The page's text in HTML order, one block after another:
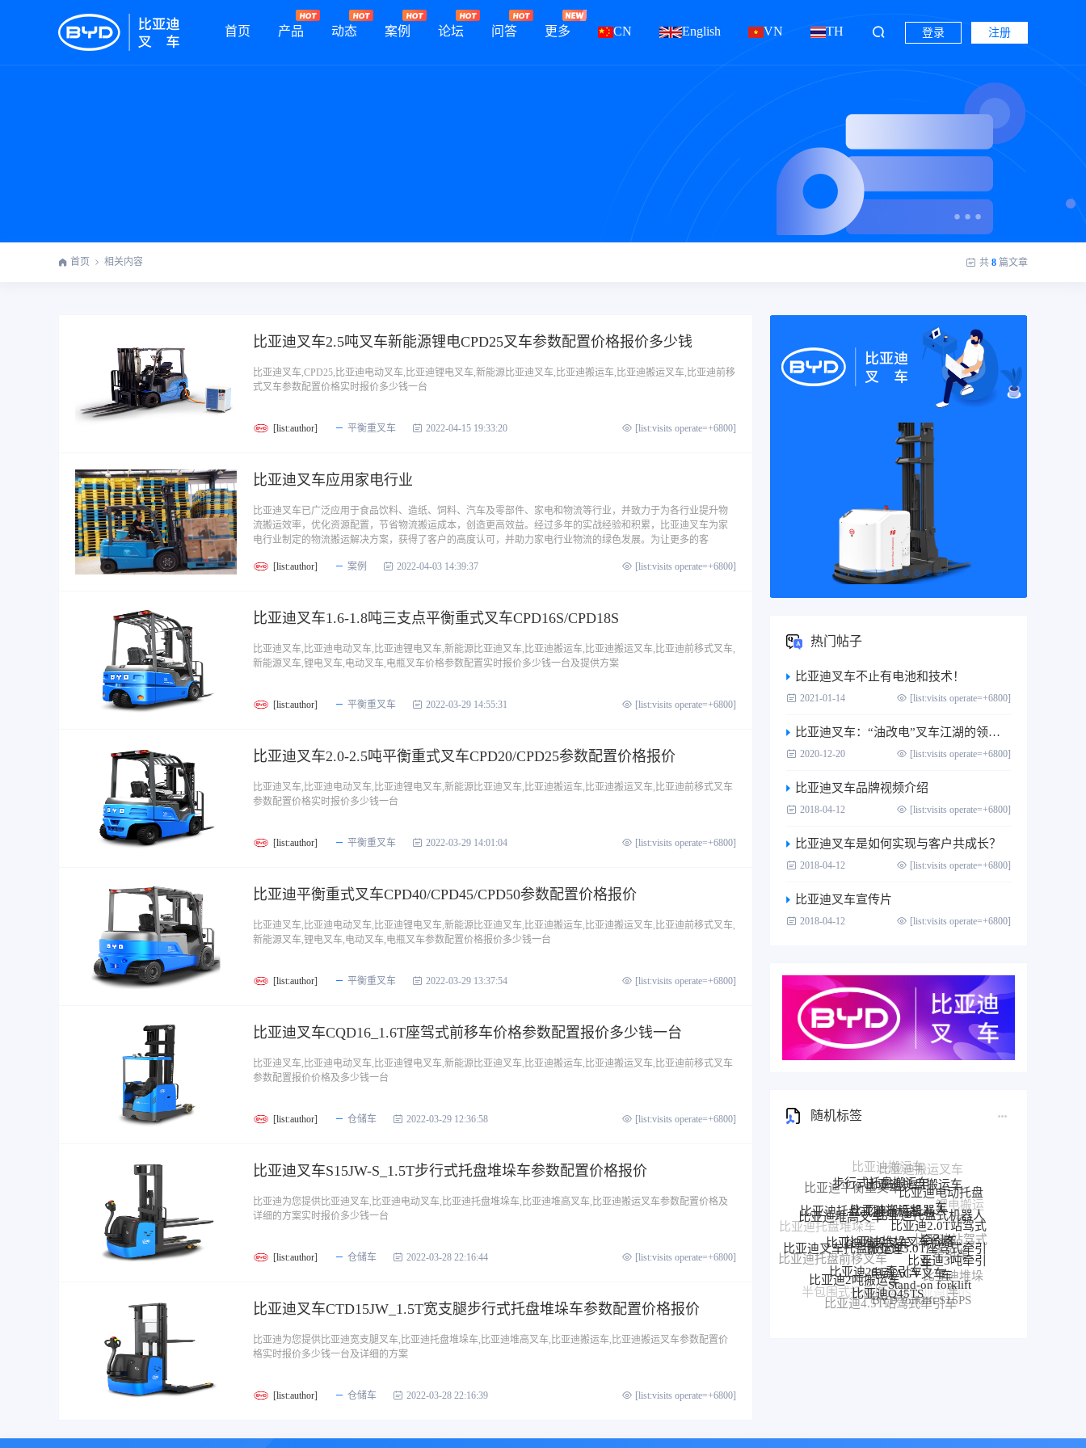
首页 产品 动态 案例 论坛 问答 更多 CN English VN TH 登录 注册
首页 相关内容 共 8 篇文章
比亚迪叉车2.5吨叉车新能源锂电CPD25叉车参数配置价格报价多少钱
比亚迪叉车,CPD25,比亚迪电动叉车,比亚迪锂电叉车,新能源比亚迪叉车,比亚迪搬运车,比亚迪搬运叉车,比亚迪前移
式叉车参数配置价格实时报价多少钱一台
[list:author] 平衡重叉车 2022-04-15 19:33:20 [list:visits operate=+6800]
比亚迪叉车应用家电行业
比亚迪叉车已广泛应用于食品饮料、造纸、饲料、汽车及零部件、家电和物流等行业，并致力于为各行业提升物
流搬运效率，优化资源配置，节省物流搬运成本，创造更高效益。经过多年的实战经验和积累，比亚迪叉车为家
电行业制定的物流搬运解决方案，获得了客户的高度认可，并助力家电行业物流的绿色发展。为让更多的客
[list:author] 案例 2022-04-03 14:39:37 [list:visits operate=+6800]
比亚迪叉车1.6-1.8吨三支点平衡重式叉车CPD16S/CPD18S
比亚迪叉车,比亚迪电动叉车,比亚迪锂电叉车,新能源比亚迪叉车,比亚迪搬运车,比亚迪搬运叉车,比亚迪前移式叉车,
新能源叉车,锂电叉车,电动叉车,电瓶叉车价格参数配置实时报价多少钱一台及提供方案
[list:author] 平衡重叉车 2022-03-29 14:55:31 [list:visits operate=+6800]
比亚迪叉车2.0-2.5吨平衡重式叉车CPD20/CPD25参数配置价格报价
比亚迪叉车,比亚迪电动叉车,比亚迪锂电叉车,新能源比亚迪叉车,比亚迪搬运车,比亚迪搬运叉车,比亚迪前移式叉车
参数配置价格实时报价多少钱一台
[list:author] 平衡重叉车 2022-03-29 14:01:04 [list:visits operate=+6800]
比亚迪平衡重式叉车CPD40/CPD45/CPD50参数配置价格报价
比亚迪叉车,比亚迪电动叉车,比亚迪锂电叉车,新能源比亚迪叉车,比亚迪搬运车,比亚迪搬运叉车,比亚迪前移式叉车,
新能源叉车,锂电叉车,电动叉车,电瓶叉车参数配置价格报价多少钱一台
[list:author] 平衡重叉车 2022-03-29 13:37:54 [list:visits operate=+6800]
比亚迪叉车CQD16_1.6T座驾式前移车价格参数配置报价多少钱一台
比亚迪叉车,比亚迪电动叉车,比亚迪锂电叉车,新能源比亚迪叉车,比亚迪搬运车,比亚迪搬运叉车,比亚迪前移式叉车
参数配置报价价格及多少钱一台
[list:author] 仓储车 2022-03-29 12:36:58 [list:visits operate=+6800]
比亚迪叉车S15JW-S_1.5T步行式托盘堆垛车参数配置价格报价
比亚迪为您提供比亚迪叉车,比亚迪电动叉车,比亚迪托盘堆垛车,比亚迪堆高叉车,比亚迪搬运叉车参数配置价格及
详细的方案实时报价多少钱一台
[list:author] 仓储车 2022-03-28 22:16:44 [list:visits operate=+6800]
比亚迪叉车CTD15JW_1.5T宽支腿步行式托盘堆垛车参数配置价格报价
比亚迪为您提供比亚迪宽支腿叉车,比亚迪托盘堆垛车,比亚迪堆高叉车,比亚迪搬运车,比亚迪搬运叉车参数配置价
格实时报价多少钱一台及详细的方案
[list:author] 仓储车 2022-03-28 22:16:39 [list:visits operate=+6800]
热门帖子
比亚迪叉车不止有电池和技术！
2021-01-14 [list:visits operate=+6800]
比亚迪叉车：“油改电”叉车江湖的领跑者
2020-12-20 [list:visits operate=+6800]
比亚迪叉车品牌视频介绍
2018-04-12 [list:visits operate=+6800]
比亚迪叉车是如何实现与客户共成长？
2018-04-12 [list:visits operate=+6800]
比亚迪叉车宣传片
2018-04-12 [list:visits operate=+6800]
随机标签
比亚迪平衡重叉车
步行式托盘搬运车
比亚迪托盘搬运车
比亚迪电动托盘
车
比亚迪托盘堆垛车
比亚迪堆高叉车
比亚迪托盘式搬运机器人
比亚迪搬运机器人
比亚迪托盘式机器人
比亚迪2.0T站驾式
牵引车
比亚迪站驾式
牵引车
比亚迪牵
引车
比亚迪前移叉车
比亚迪托盘前移叉车
比亚迪叉车托盘搬运车
比亚迪堆垛叉车
比亚迪堆垛叉车价格
比亚迪3.0T座驾式牵引
车
比亚迪3吨牵引
车
比亚迪堆垛
车
比亚迪P30S
比亚迪站驾式托盘搬运车
比亚迪仓储叉车
半包围式托盘搬运车
比亚迪2吨搬运车
比亚迪25T牵引车
电动AGV叉车
Stand-on forklift
BYD forklift S16PS
比亚迪4.5T站驾式牵引车
比亚迪Q45TS